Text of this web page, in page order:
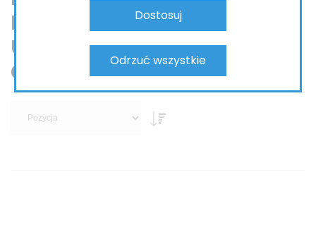
Dostosuj
Odrzuć wszystkie
minimalistyczne
umywalki i WC do
codziennego użytku